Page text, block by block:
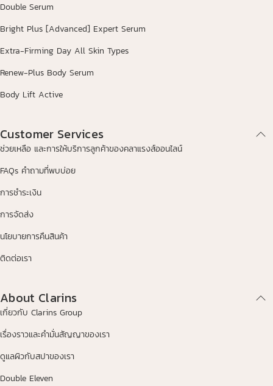
Double Serum
Bright Plus [Advanced] Expert Serum
Extra-Firming Day All Skin Types
Renew-Plus Body Serum
Body Lift Active
Customer Services
ช่วยเหลือ และการให้บริการลูกค้าของคลาแรงส์ออนไลน์
FAQs คำถามที่พบบ่อย
การชำระเงิน
การจัดส่ง
นโยบายการคืนสินค้า
ติดต่อเรา
About Clarins
เกี่ยวกับ Clarins Group
เรื่องราวและคำมั่นสัญญาของเรา
ดูแลผิวกับสปาของเรา
Double Eleven